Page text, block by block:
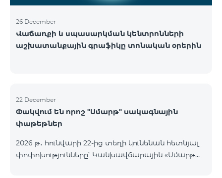
26 December
Վաճառքի և սպասարկման կենտրոնների
աշխատանքային գրաֆիկը տոնական օրերին
22 December
Փակվում են որոշ "Սմարթ" սակագնային
փաթեթներ
2026 թ․ հունվարի 22-ից տեղի կունենան հետևյալ
փոփոխությունները՝ Կանխավճարային «Սմարթ